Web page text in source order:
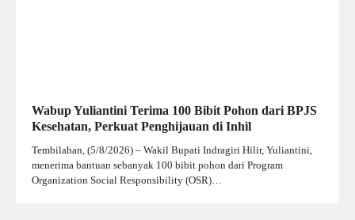
Wabup Yuliantini Terima 100 Bibit Pohon dari BPJS
Kesehatan, Perkuat Penghijauan di Inhil
Tembilahan, (5/8/2026) – Wakil Bupati Indragiri Hilir, Yuliantini,
menerima bantuan sebanyak 100 bibit pohon dari Program
Organization Social Responsibility (OSR)…